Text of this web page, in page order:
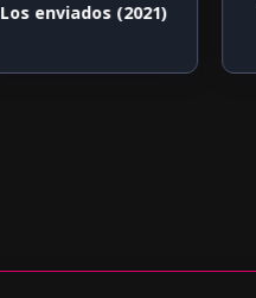
Los enviados (2021)